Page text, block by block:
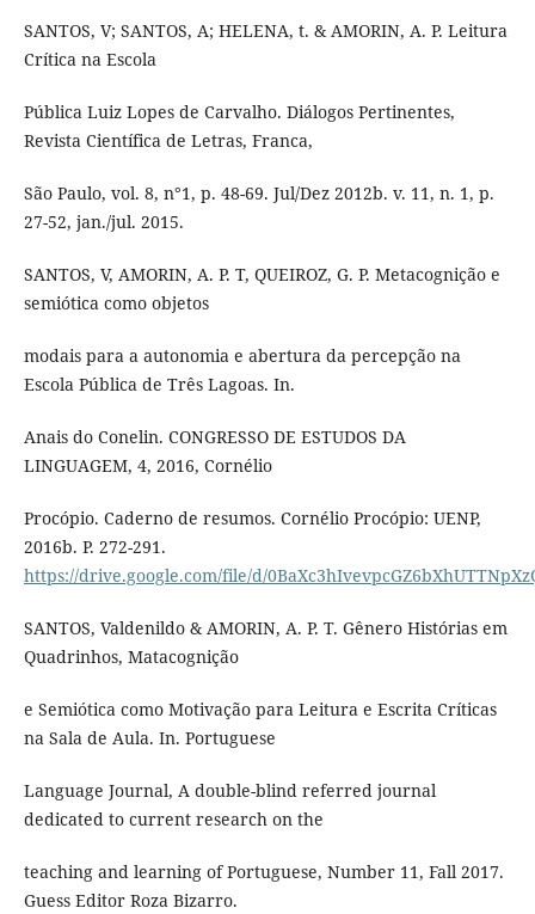
SANTOS, V; SANTOS, A; HELENA, t. & AMORIN, A. P. Leitura
Crítica na Escola
Pública Luiz Lopes de Carvalho. Diálogos Pertinentes,
Revista Científica de Letras, Franca,
São Paulo, vol. 8, n°1, p. 48-69. Jul/Dez 2012b. v. 11, n. 1, p.
27-52, jan./jul. 2015.
SANTOS, V, AMORIN, A. P. T, QUEIROZ, G. P. Metacognição e
semiótica como objetos
modais para a autonomia e abertura da percepção na
Escola Pública de Três Lagoas. In.
Anais do Conelin. CONGRESSO DE ESTUDOS DA
LINGUAGEM, 4, 2016, Cornélio
Procópio. Caderno de resumos. Cornélio Procópio: UENP,
2016b. P. 272-291.
https://drive.google.com/file/d/
SANTOS, Valdenildo & AMORIN, A. P. T. Gênero Histórias em
Quadrinhos, Matacognição
e Semiótica como Motivação para Leitura e Escrita Críticas
na Sala de Aula. In. Portuguese
Language Journal, A double-blind referred journal
dedicated to current research on the
teaching and learning of Portuguese, Number 11, Fall 2017.
Guess Editor Roza Bizarro.